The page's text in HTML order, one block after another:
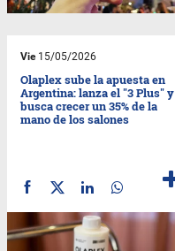
Vie15/05/2026
Olaplex sube la apuesta en
Argentina: lanza el "3 Plus" y
busca crecer un 35% de la
mano de los salones